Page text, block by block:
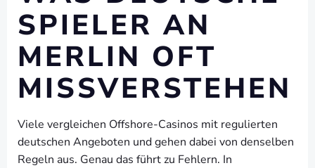
SPIELER AN
MERLIN OFT
MISSVERSTEHEN
Viele vergleichen Offshore-Casinos mit regulierten
deutschen Angeboten und gehen dabei von denselben
Regeln aus. Genau das führt zu Fehlern. In